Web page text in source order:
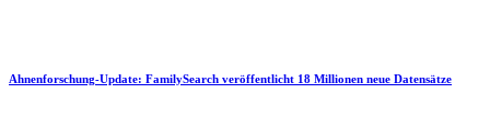
Ahnenforschung-Update: FamilySearch veröffentlicht 18 Millionen neue Datensätze